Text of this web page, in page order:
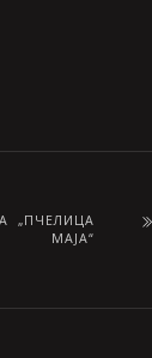
„ПЧЕЛИЦА
МАЈА“